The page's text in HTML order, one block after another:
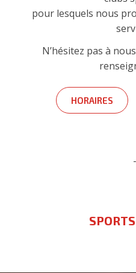
pour lesquels nous
N’hésitez pas à
HORAIRES
-